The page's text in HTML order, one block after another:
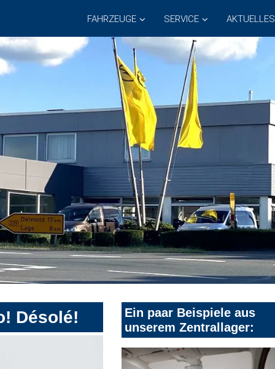
FAHRZEUGE SERVICE AKTUELLES
Désolé!
Ein paar Beispiele aus
unserem Zentrallager: